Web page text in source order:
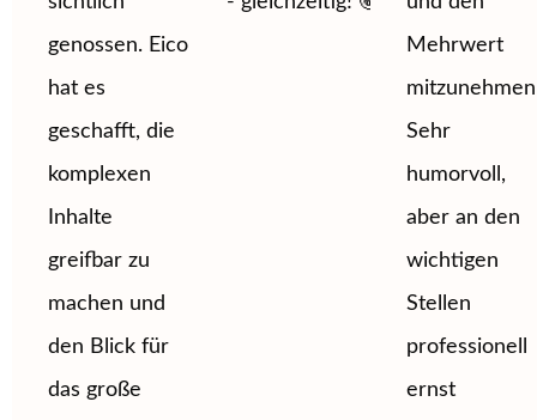
genossen. Eico
hat es
geschafft, die
komplexen
Inhalte
greifbar zu
machen und
den Blick für
das große
Mehrwert
Sehr
humorvoll,
aber an den
wichtigen
Stellen
professionell
ernst